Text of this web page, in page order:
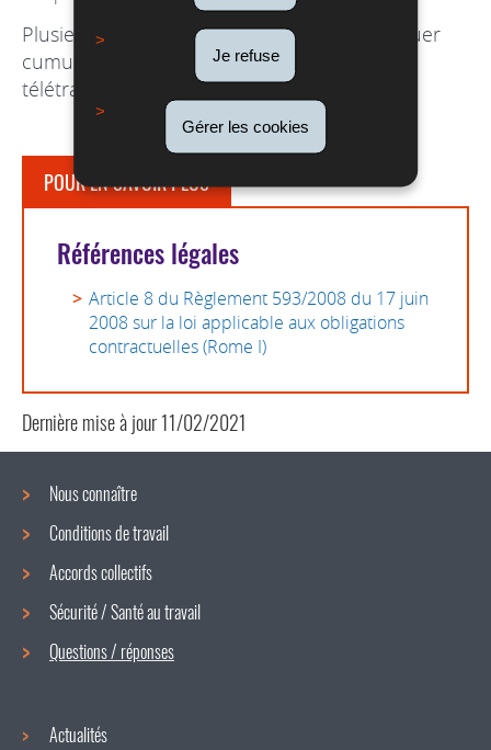
Je refuse
Gérer les cookies
Plusieurs législations peuvent donc s’appliquer
cumulativement à la relation de travail du
télétravailleur.
POUR EN SAVOIR PLUS
Références légales
Article 8 du Règlement 593/2008 du 17 juin
2008 sur la loi applicable aux obligations
contractuelles (Rome I)
Dernière mise à jour11/02/2021
Menu
de
navigation
Nous connaître
Conditions de travail
Accords collectifs
Sécurité / Santé au travail
Questions / réponses
Actualités